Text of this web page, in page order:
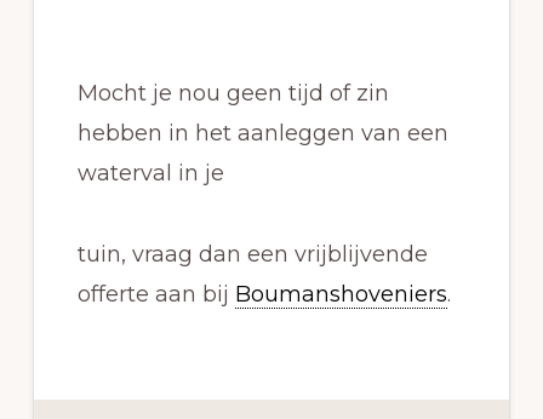
Mocht je nou geen tijd of zin
hebben in het aanleggen van een
waterval in je
tuin, vraag dan een vrijblijvende
offerte aan bij Boumanshoveniers.